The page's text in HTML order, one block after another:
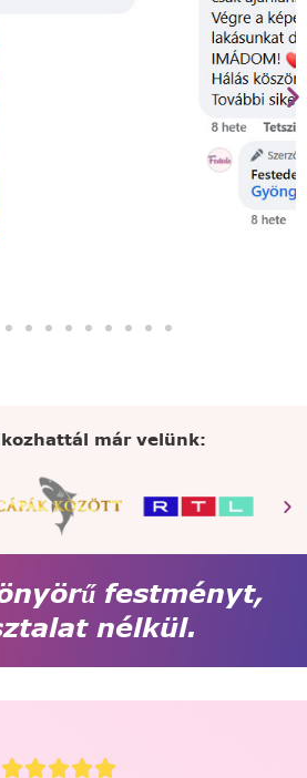
már velünk:
festményt,
nélkül.